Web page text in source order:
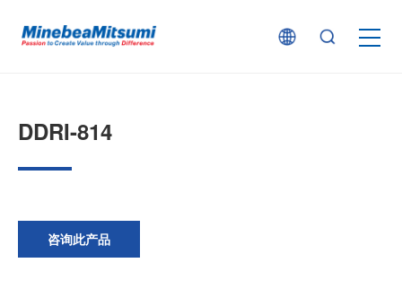
DDRI-814
咨询此产品